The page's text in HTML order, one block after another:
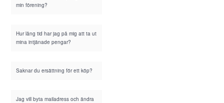
min förening?
Hur lång tid har jag på mig att ta ut
mina intjänade pengar?
Saknar du ersättning för ett köp?
Jag vill byta mailadress och ändra